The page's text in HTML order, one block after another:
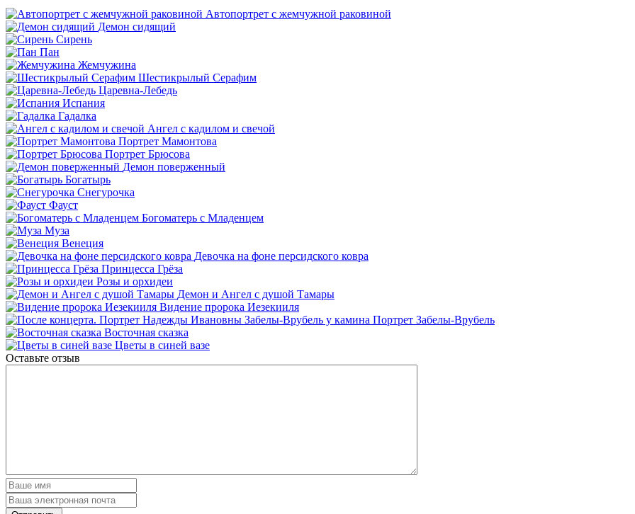
Автопортрет с жемчужной раковиной
Демон сидящий
Сирень
Пан
Жемчужина
Шестикрылый Серафим
Царевна-Лебедь
Испания
Гадалка
Ангел с кадилом и свечой
Портрет Мамонтова
Портрет Брюсова
Демон поверженный
Богатырь
Снегурочка
Фауст
Богоматерь с Младенцем
Муза
Венеция
Девочка на фоне персидского ковра
Принцесса Грёза
Розы и орхидеи
Демон и Ангел с душой Тамары
Видение пророка Иезекииля
Портрет Забелы-Врубель
Восточная сказка
Цветы в синей вазе
Оставьте отзыв